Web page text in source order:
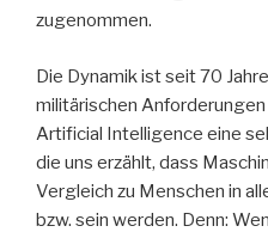
zugenommen.
Die Dynamik ist seit 70
militärischen
Artificial Intelligence eine
die uns erzählt, dass
Vergleich zu Menschen in
bzw. sein werden. Denn: